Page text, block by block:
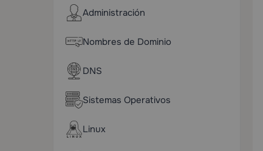
Administración
Nombres de Dominio
DNS
Sistemas Operativos
Linux